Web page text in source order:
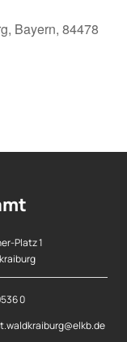
Bayern, 84478
Platz 1
0